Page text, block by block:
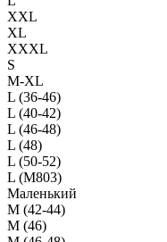
XXL
XL
XXXL
S
M-XL
L (36-46)
L (40-42)
L (46-48)
L (48)
L (50-52)
L (M803)
Маленький
М (42-44)
M (46)